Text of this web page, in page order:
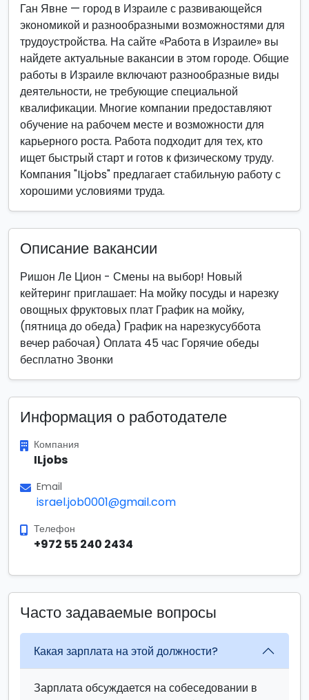
Ган Явне — город в Израиле с развивающейся
экономикой и разнообразными возможностями для
трудоустройства. На сайте «Работа в Израиле» вы
найдете актуальные вакансии в этом городе. Общие
работы в Израиле включают разнообразные виды
деятельности, не требующие специальной
квалификации. Многие компании предоставляют
обучение на рабочем месте и возможности для
карьерного роста. Работа подходит для тех, кто
ищет быстрый старт и готов к физическому труду.
Компания "ILjobs" предлагает стабильную работу с
хорошими условиями труда.
Описание вакансии
Ришон Ле Цион - Смены на выбор! Новый
кейтеринг приглашает: На мойку посуды и нарезку
овощных фруктовых плат График на мойку,
(пятница до обеда) График на нарезкусуббота
вечер рабочая) Оплата 45 час Горячие обеды
бесплатно Звонки
Информация о работодателе
Компания
ILjobs
Email
israel.job0001@gmail.com
Телефон
+972 55 240 2434
Часто задаваемые вопросы
Какая зарплата на этой должности?
Зарплата обсуждается на собеседовании в